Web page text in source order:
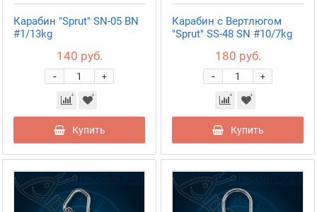
Карабин "Sprut" SN-05 BN
#1/13kg
140 руб.
+
-
Купить
Карабин с Вертлюгом
"Sprut" SS-48 SN #10/7kg
180 руб.
+
-
Купить